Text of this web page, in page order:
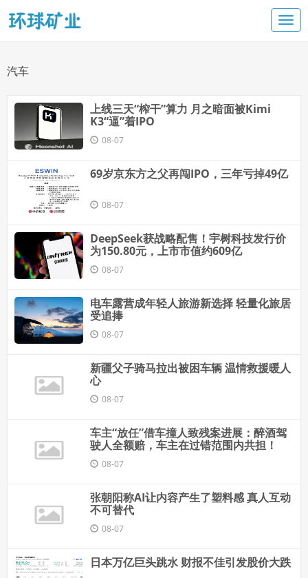
汽车
上线三天“榨干”算力 月之暗面被Kimi
K3“逼”着IPO
08-07
69岁京东方之父再闯IPO，三年亏掉49亿
08-07
DeepSeek获战略配售！宇树科技发行价
为150.80元，上市市值约609亿
08-07
电车露营成年轻人旅游新选择 轻量化旅居
受追捧
08-07
新疆父子骑马拉出被困车辆 温情救援暖人
心
08-07
车主“放任”借车撞人致残案进展：醉酒驾
驶人全额赔，车主在过错范围内共担！
08-07
张朝阳称AI让内容产生了塑料感 真人互动
不可替代
08-07
日本万亿巨头跳水 财报不佳引发股价大跌